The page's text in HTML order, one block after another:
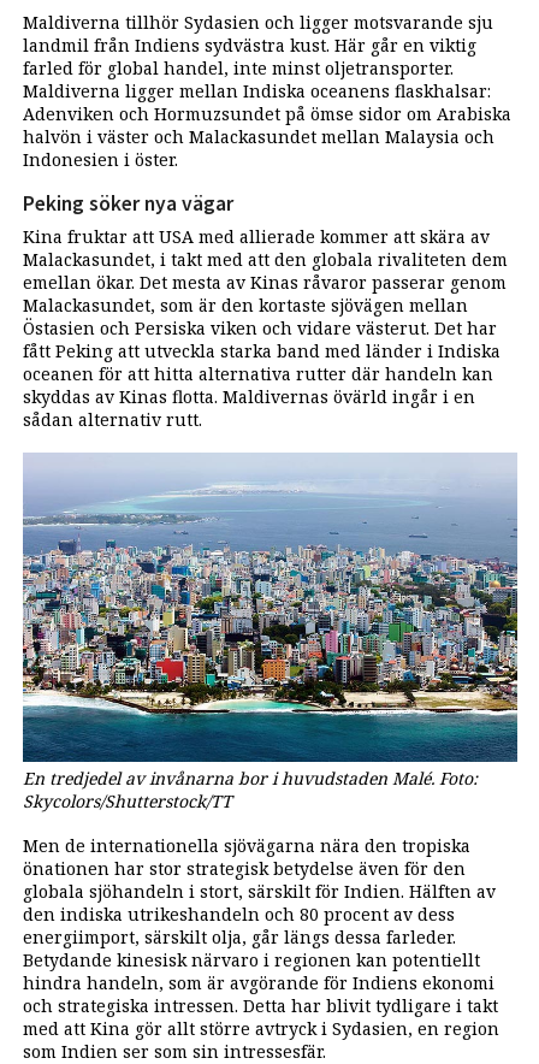
Maldiverna tillhör Sydasien och ligger motsvarande sju
landmil från Indiens sydvästra kust. Här går en viktig
farled för global handel, inte minst oljetransporter.
Maldiverna ligger mellan Indiska oceanens flaskhalsar:
Adenviken och Hormuzsundet på ömse sidor om Arabiska
halvön i väster och Malackasundet mellan Malaysia och
Indonesien i öster.
Peking söker nya vägar
Kina fruktar att USA med allierade kommer att skära av
Malackasundet, i takt med att den globala rivaliteten dem
emellan ökar. Det mesta av Kinas råvaror passerar genom
Malackasundet, som är den kortaste sjövägen mellan
Östasien och Persiska viken och vidare västerut. Det har
fått Peking att utveckla starka band med länder i Indiska
oceanen för att hitta alternativa rutter där handeln kan
skyddas av Kinas flotta. Maldivernas övärld ingår i en
sådan alternativ rutt.
En tredjedel av invånarna bor i huvudstaden Malé. Foto:
Skycolors/Shutterstock/TT
Men de internationella sjövägarna nära den tropiska
önationen har stor strategisk betydelse även för den
globala sjöhandeln i stort, särskilt för Indien. Hälften av
den indiska utrikeshandeln och 80 procent av dess
energiimport, särskilt olja, går längs dessa farleder.
Betydande kinesisk närvaro i regionen kan potentiellt
hindra handeln, som är avgörande för Indiens ekonomi
och strategiska intressen. Detta har blivit tydligare i takt
med att Kina gör allt större avtryck i Sydasien, en region
som Indien ser som sin intressesfär.